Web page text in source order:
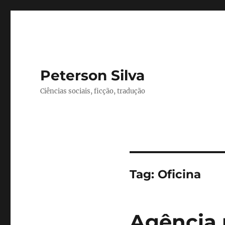
Peterson Silva
Ciências sociais, ficção, tradução
Tag: Oficina